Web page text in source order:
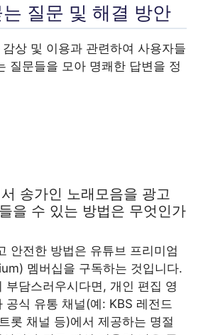
질문 및 해결 방안
감상 및 이용과 관련하여 사용자들
질문들을 모아 명쾌한 답변을 정
송가인 노래모음을 광고
을 수 있는 방법은 무엇인가
안전한 방법은 유튜브 프리미엄
멤버십을 구독하는 것입니다.
부담스러우시다면, 개인 편집 영
공식 유통 채널(예: KBS 레전드
롯 채널 등)에서 제공하는 명절